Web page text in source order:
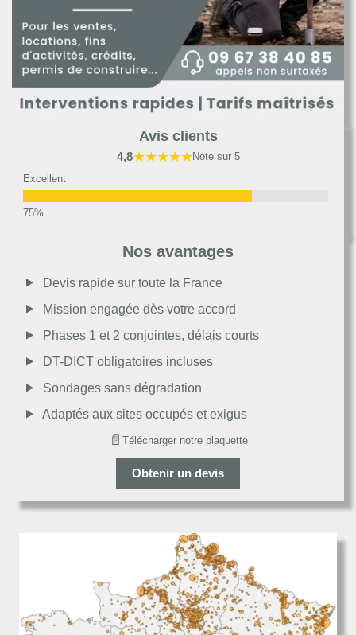
Avis clients
4,8★★★★★Note sur 5
Excellent
Moyen
Passable
Décevant
Nos avantages
Devis rapide sur toute la France
Mission engagée dès votre accord
Phases 1 et 2 conjointes, délais courts
DT-DICT obligatoires incluses
Sondages sans dégradation
Adaptés aux sites occupés et exigus
📄 Télécharger notre plaquette
Obtenir un devis